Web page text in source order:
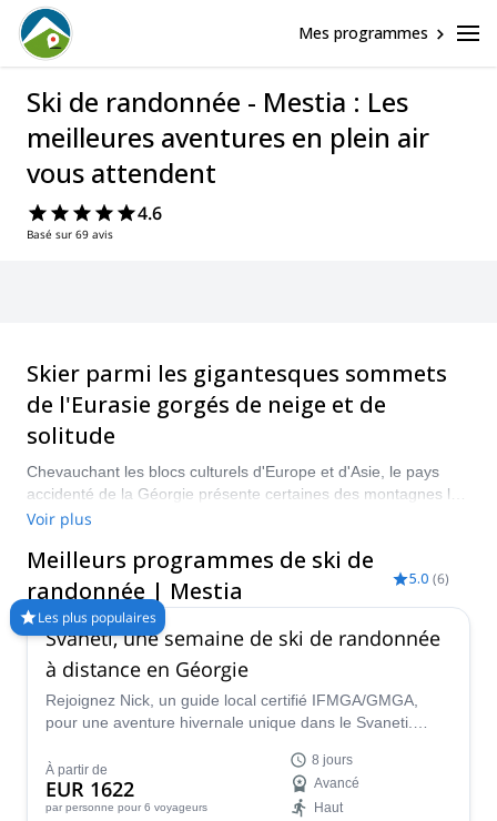
Mes programmes
Ski de randonnée - Mestia : Les
meilleures aventures en plein air
vous attendent
4.6
Basé sur 69 avis
Skier parmi les gigantesques sommets
de l'Eurasie gorgés de neige et de
solitude
Chevauchant les blocs culturels d'Europe et d'Asie, le pays
accidenté de la Géorgie présente certaines des montagnes les
plus hautes et les plus isolées du continent. La petite ville
montagnes du Caucase et constitue un tremplin pour le ski de
randonnée. Visitez-la pendant les mois d'hiver, entre décembre
et mars, pour bénéficier de conditions idéales pour le ski de
randonnée.
Voir plus
Meilleurs programmes de ski de
randonnée | Mestia
Les plus populaires
5.0 (6)
Svaneti, une semaine de ski de randonnée
à distance en Géorgie
Rejoignez Nick, un guide local certifié IFMGA/GMGA,
pour une aventure hivernale unique dans le Svaneti.
explorez Tetnuldi, Koruldi, Lamaria, Detsili, le glacier de
Chalaadi, et plus encore lors d'une fête de la poudreuse
inoubliable !
À partir de
EUR 1622
par personne pour 6 voyageurs
8 jours
Avancé
Haut